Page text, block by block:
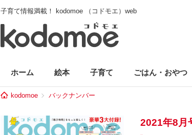
子育て情報満載！ kodomoe （コドモエ）web
ホーム 絵本 子育て ごはん・おやつ
kodomoe バックナンバー
2021年8月